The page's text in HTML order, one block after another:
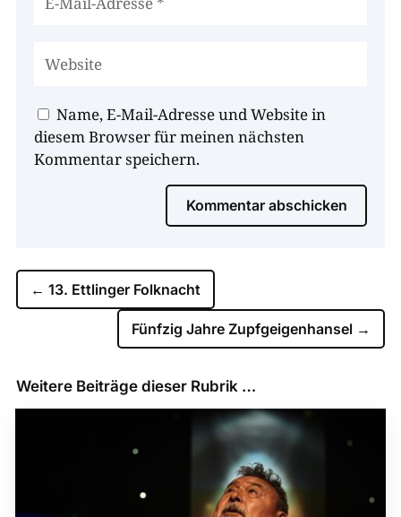
Name, E-Mail-Adresse und Website in
diesem Browser für meinen nächsten
Kommentar speichern.
Kommentar abschicken
← 13. Ettlinger Folknacht
Fünfzig Jahre Zupfgeigenhansel →
Weitere Beiträge dieser Rubrik …